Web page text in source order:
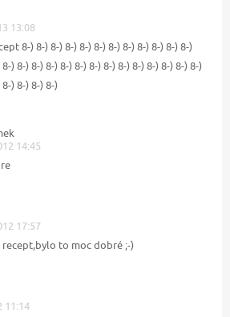
13:08
8-) 8-) 8-) 8-) 8-) 8-) 8-) 8-) 8-) 8-) 8-) 8-)
) 8-) 8-) 8-) 8-) 8-) 8-) 8-) 8-) 8-) 8-) 8-) 8-) 8-)
) 8-) 8-) 8-)
14:45
17:57
recept,bylo to moc dobré ;-)
11:14